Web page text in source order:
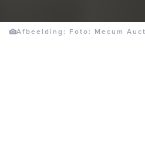
Afbeelding: Foto: Mecum